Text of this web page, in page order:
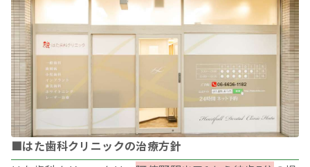
■はた歯科クリニックの治療方針